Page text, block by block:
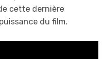
cette dernière
du film.